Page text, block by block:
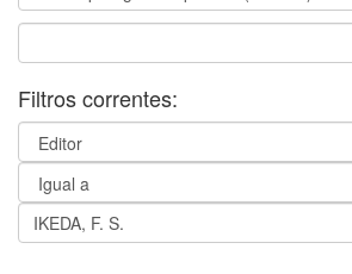
Filtros correntes: